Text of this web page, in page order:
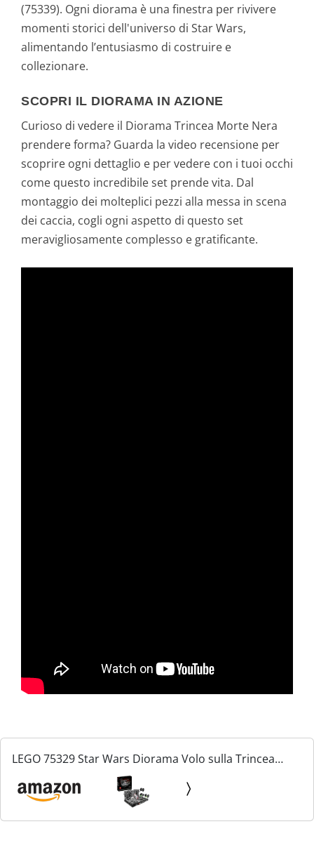
(75339). Ogni diorama è una finestra per rivivere
momenti storici dell'universo di Star Wars,
alimentando l’entusiasmo di costruire e
collezionare.
SCOPRI IL DIORAMA IN AZIONE
Curioso di vedere il Diorama Trincea Morte Nera
prendere forma? Guarda la video recensione per
scoprire ogni dettaglio e per vedere con i tuoi occhi
come questo incredibile set prende vita. Dal
montaggio dei molteplici pezzi alla messa in scena
dei caccia, cogli ogni aspetto di questo set
meravigliosamente complesso e gratificante.
LEGO 75329 Star Wars Diorama Volo sulla Trincea
della Morte Nera, Kit Modellismo per Adulti a Tema
Guerre Stellari, Idea Regalo da Arredo per Uomo o